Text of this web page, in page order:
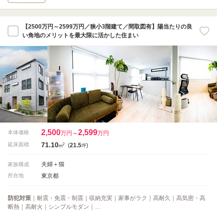
【2500万円～2599万円／狭小3階建て／間取図有】陽当たりの良
い角地のメリットを最大限に活かした住まい
本体価格 2,500万円 ～2,599万円
延床面積 71.10m2 (21.5坪)
家族構成 夫婦＋猫
所在地 東京都
防犯対策 ｜耐震・免震・制震｜収納充実｜家事がラク｜高耐久｜高気密・高
断熱｜高耐火｜シンプルモダン｜…